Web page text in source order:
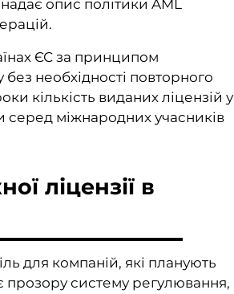
опис політики AML
ЄС за принципом
необхідності повторного
кількість виданих ліцензій у
серед міжнародних учасників
ліцензії в
для компаній, які планують
прозору систему регулювання,